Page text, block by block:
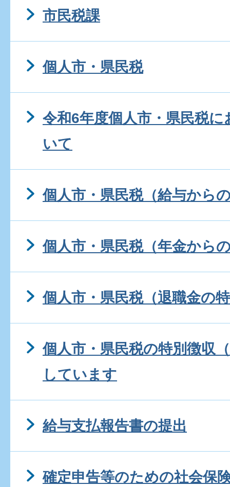
市民税課
個人市・県民税
令和6年度個人市・県民税
いて
個人市・県民税（給与から
個人市・県民税（年金から
個人市・県民税（退職金の
個人市・県民税の特別徴収
しています
給与支払報告書の提出
確定申告等のための社会保